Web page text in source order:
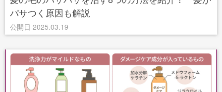
パサつく原因も解説
公開日 2025.03.19